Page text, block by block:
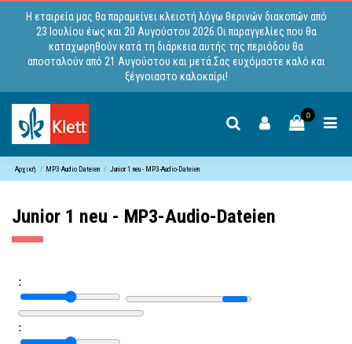
Η εταιρεία μας θα παραμείνει κλειστή λόγω θερινών διακοπών από
23 Ιουλίου έως και 20 Αυγούστου 2026.Οι παραγγελίες που θα
καταχωρηθούν κατά τη διάρκεια αυτής της περιόδου θα
αποσταλούν από 21 Αυγούστου και μετά.Σας ευχόμαστε καλό και
ξέγνοιαστο καλοκαίρι!
0
Αρχική MP3 Audio Dateien Junior 1 neu - MP3-Audio-Dateien
Junior 1 neu - MP3-Audio-Dateien